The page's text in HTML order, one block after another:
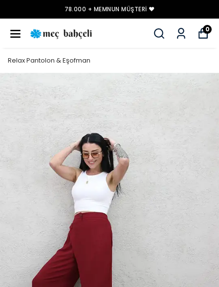
78.000 + MEMNUN MÜŞTERI ❤️
0
Relax Pantolon & Eşofman